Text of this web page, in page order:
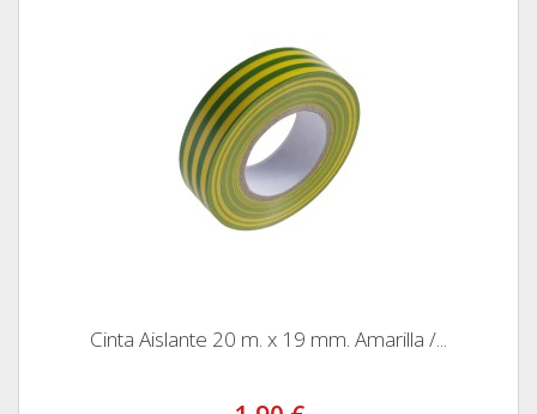
Cinta Aislante 20 m. x 19 mm. Amarilla /...